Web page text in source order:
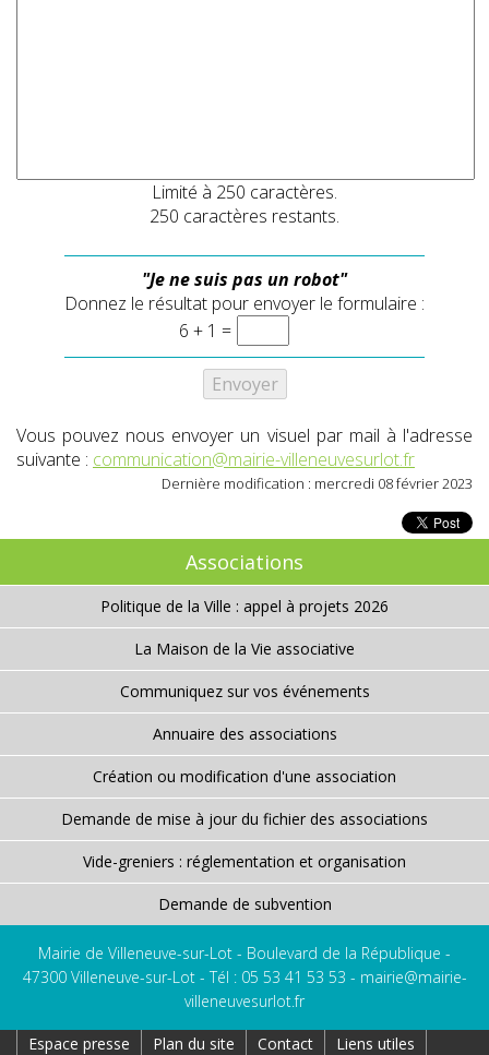
Limité à 250 caractères.
250 caractères restants.
"Je ne suis pas un robot"
Donnez le résultat pour envoyer le formulaire :
6 + 1 =
Vous pouvez nous envoyer un visuel par mail à l'adresse
suivante : communication@mairie-villeneuvesurlot.fr
Dernière modification : mercredi 08 février 2023
Associations
Politique de la Ville : appel à projets 2026
La Maison de la Vie associative
Communiquez sur vos événements
Annuaire des associations
Création ou modification d'une association
Demande de mise à jour du fichier des associations
Vide-greniers : réglementation et organisation
Demande de subvention
Mairie de Villeneuve-sur-Lot - Boulevard de la République -
47300 Villeneuve-sur-Lot - Tél : 05 53 41 53 53 - mairie@mairie-
villeneuvesurlot.fr
Espace presse Plan du site Contact Liens utiles